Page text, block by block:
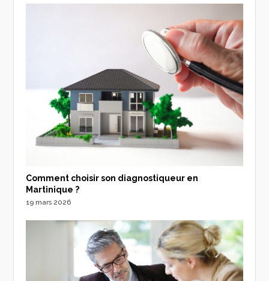
Comment choisir son diagnostiqueur en
Martinique ?
19 mars 2026